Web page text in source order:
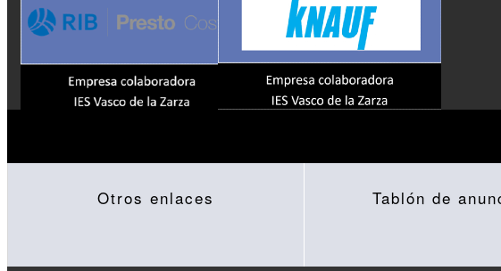
Otros enlaces Tablón de